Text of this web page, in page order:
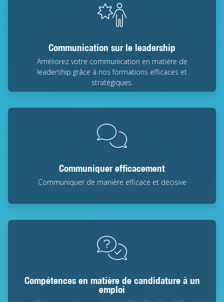
Communication sur le leadership
Améliorez votre communication en matière de
leadership grâce à nos formations efficaces et
stratégiques.
Communiquer efficacement
Communiquer de manière efficace et décisive
Compétences en matière de candidature à un
emploi